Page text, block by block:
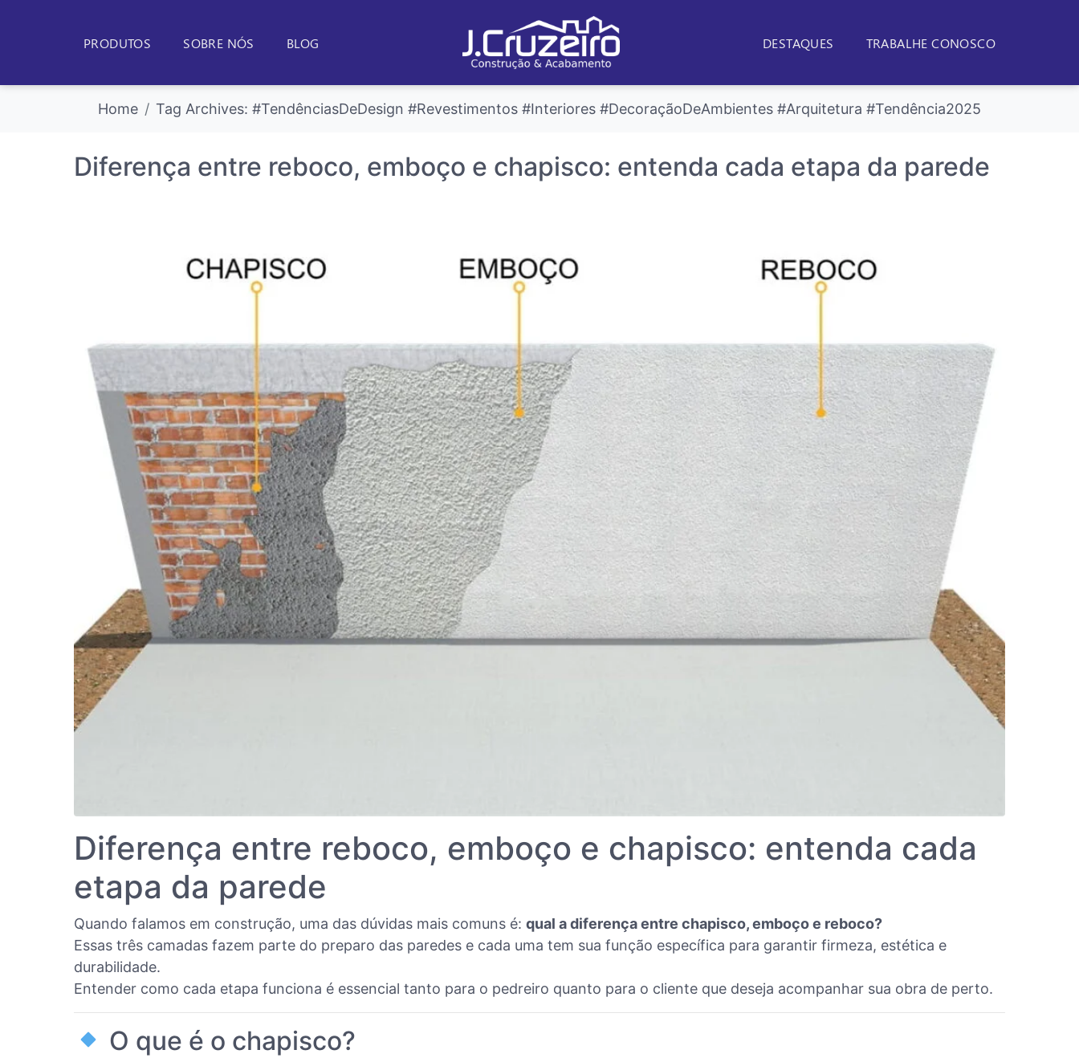
PRODUTOS SOBRE NÓS BLOG DESTAQUES TRABALHE CONOSCO
Home Tag Archives: #TendênciasDeDesign #Revestimentos #Interiores #DecoraçãoDeAmbientes #Arquitetura #Tendência2025
Diferença entre reboco, emboço e chapisco: entenda cada etapa da parede
Diferença entre reboco, emboço e chapisco: entenda cada
etapa da parede
Quando falamos em construção, uma das dúvidas mais comuns é: qual a diferença entre chapisco, emboço e reboco?
Essas três camadas fazem parte do preparo das paredes e cada uma tem sua função específica para garantir firmeza, estética e
durabilidade.
Entender como cada etapa funciona é essencial tanto para o pedreiro quanto para o cliente que deseja acompanhar sua obra de perto.
O que é o chapisco?